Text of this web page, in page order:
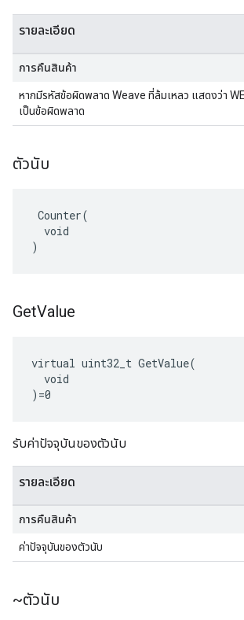
รายละเอียด
การคืนสินค้า
หากมีรหัสข้อผิดพลาด Weave ที่ล้มเหลว แสดงว่า
เป็นข้อผิดพลาด
ตัวนับ
Counter(
  void
)
GetValue
virtual uint32_t GetValue(
  void
)=0
รับค่าปัจจุบันของตัวนับ
รายละเอียด
การคืนสินค้า
ค่าปัจจุบันของตัวนับ
~ตัวนับ